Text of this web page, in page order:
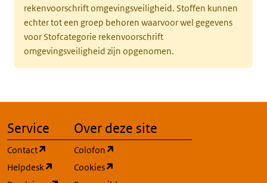
rekenvoorschrift omgevingsveiligheid. Stoffen kunnen
echter tot een groep behoren waarvoor wel gegevens
voor Stofcategorie rekenvoorschrift
omgevingsveiligheid zijn opgenomen.
Service
Contact
(opent in een nieuw tabblad)
Helpdesk
(opent in een nieuw tabblad)
Over deze site
Colofon
Cookies